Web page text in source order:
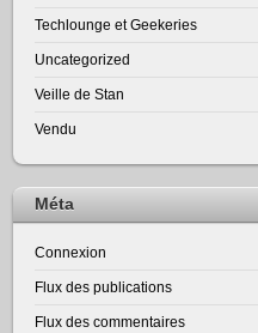
Techlounge et Geekeries
Uncategorized
Veille de Stan
Vendu
Méta
Connexion
Flux des publications
Flux des commentaires